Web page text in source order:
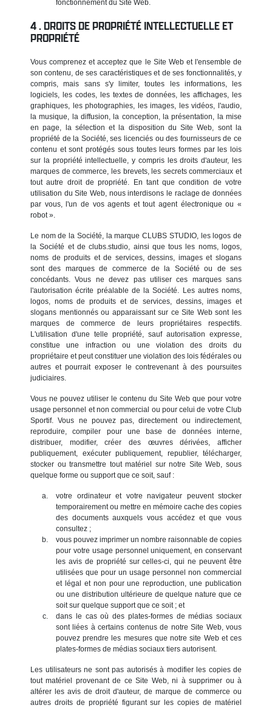
fonctionnement du Site Web.
DROITS DE PROPRIÉTÉ INTELLECTUELLE ET
PROPRIÉTÉ
Vous comprenez et acceptez que le Site Web et l'ensemble de
son contenu, de ses caractéristiques et de ses fonctionnalités, y
compris, mais sans s'y limiter, toutes les informations, les
logiciels, les codes, les textes de données, les affichages, les
graphiques, les photographies, les images, les vidéos, l'audio,
la musique, la diffusion, la conception, la présentation, la mise
en page, la sélection et la disposition du Site Web, sont la
propriété de la Société, ses licenciés ou des fournisseurs de ce
contenu et sont protégés sous toutes leurs formes par les lois
sur la propriété intellectuelle, y compris les droits d'auteur, les
marques de commerce, les brevets, les secrets commerciaux et
tout autre droit de propriété. En tant que condition de votre
utilisation du Site Web, nous interdisons le raclage de données
par vous, l'un de vos agents et tout agent électronique ou «
robot ».
Le nom de la Société, la marque CLUBS STUDIO, les logos de
la Société et de clubs.studio, ainsi que tous les noms, logos,
noms de produits et de services, dessins, images et slogans
sont des marques de commerce de la Société ou de ses
concédants. Vous ne devez pas utiliser ces marques sans
l'autorisation écrite préalable de la Société. Les autres noms,
logos, noms de produits et de services, dessins, images et
slogans mentionnés ou apparaissant sur ce Site Web sont les
marques de commerce de leurs propriétaires respectifs.
L'utilisation d'une telle propriété, sauf autorisation expresse,
constitue une infraction ou une violation des droits du
propriétaire et peut constituer une violation des lois fédérales ou
autres et pourrait exposer le contrevenant à des poursuites
judiciaires.
Vous ne pouvez utiliser le contenu du Site Web que pour votre
usage personnel et non commercial ou pour celui de votre Club
Sportif. Vous ne pouvez pas, directement ou indirectement,
reproduire, compiler pour une base de données interne,
distribuer, modifier, créer des œuvres dérivées, afficher
publiquement, exécuter publiquement, republier, télécharger,
stocker ou transmettre tout matériel sur notre Site Web, sous
quelque forme ou support que ce soit, sauf :
votre ordinateur et votre navigateur peuvent stocker
temporairement ou mettre en mémoire cache des copies
des documents auxquels vous accédez et que vous
consultez ;
vous pouvez imprimer un nombre raisonnable de copies
pour votre usage personnel uniquement, en conservant
les avis de propriété sur celles-ci, qui ne peuvent être
utilisées que pour un usage personnel non commercial
et légal et non pour une reproduction, une publication
ou une distribution ultérieure de quelque nature que ce
soit sur quelque support que ce soit ; et
dans le cas où des plates-formes de médias sociaux
sont liées à certains contenus de notre Site Web, vous
pouvez prendre les mesures que notre site Web et ces
plates-formes de médias sociaux tiers autorisent.
Les utilisateurs ne sont pas autorisés à modifier les copies de
tout matériel provenant de ce Site Web, ni à supprimer ou à
altérer les avis de droit d'auteur, de marque de commerce ou
autres droits de propriété figurant sur les copies de matériel